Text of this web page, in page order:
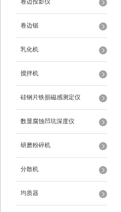
卷边投影仪
卷边锯
乳化机
搅拌机
硅钢片铁损磁感测定仪
数显腐蚀凹坑深度仪
研磨粉碎机
分散机
均质器